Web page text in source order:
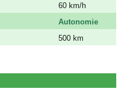
60 km/h
Autonomie
500 km